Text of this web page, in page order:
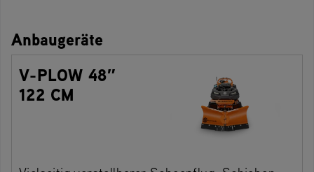
Anbaugeräte
V-PLOW 48″
122 CM